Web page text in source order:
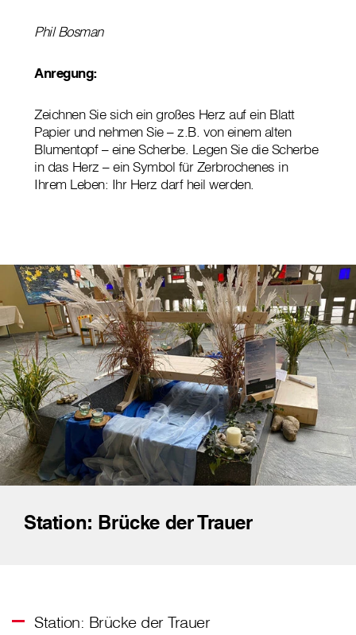
Phil Bosman
Anregung:
Zeichnen Sie sich ein großes Herz auf ein Blatt
Papier und nehmen Sie – z.B. von einem alten
Blumentopf – eine Scherbe. Legen Sie die Scherbe
in das Herz – ein Symbol für Zerbrochenes in
Ihrem Leben: Ihr Herz darf heil werden.
Station: Brücke der Trauer
Station: Brücke der Trauer